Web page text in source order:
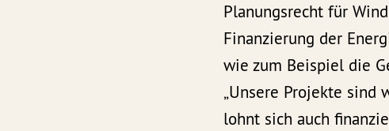
Planungsrecht für
Finanzierung der
wie zum Beispiel die
„Unsere Projekte sind
lohnt sich auch